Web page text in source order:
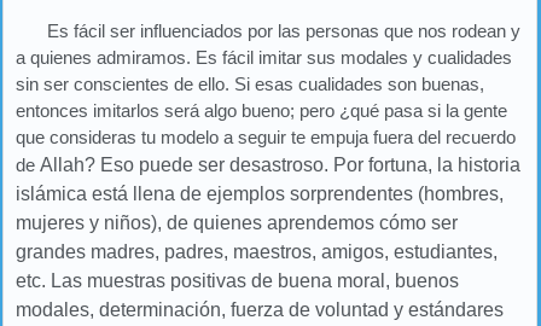
Es fácil ser influenciados por las personas que nos rodean y
a quienes admiramos. Es fácil imitar sus modales y cualidades
sin ser conscientes de ello. Si esas cualidades son buenas,
entonces imitarlos será algo bueno; pero ¿qué pasa si la gente
que consideras tu modelo a seguir te empuja fuera del recuerdo
de Allah? Eso puede ser desastroso. Por fortuna, la historia
islámica está llena de ejemplos sorprendentes (hombres,
mujeres y niños), de quienes aprendemos cómo ser
grandes madres, padres, maestros, amigos, estudiantes,
etc. Las muestras positivas de buena moral, buenos
modales, determinación, fuerza de voluntad y estándares